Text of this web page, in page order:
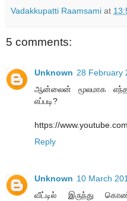
Vadakkupatti Raamsami at
5 comments:
Unknown 28 February
ஆன்லைன் மூலமாக எந்த
எப்படி?
https://
Reply
Unknown 10 March
வீட்டில் இருந்து